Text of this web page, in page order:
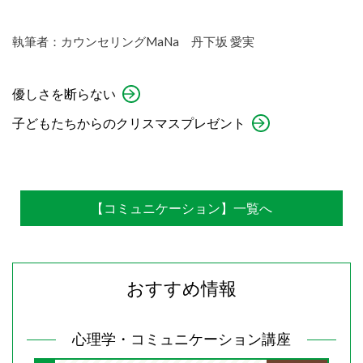
執筆者：カウンセリングMaNa 丹下坂 愛実
優しさを断らない
子どもたちからのクリスマスプレゼント
【コミュニケーション】一覧へ
おすすめ情報
心理学・コミュニケーション講座